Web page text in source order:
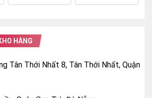
chỉ có giao diện thân thiện mà còn
có thể thỏa thích xem phim, giải
ứng dụng khổng lồ.
HÀNG
Tân Thới Nhất 8, Tân Thới Nhất, Quận